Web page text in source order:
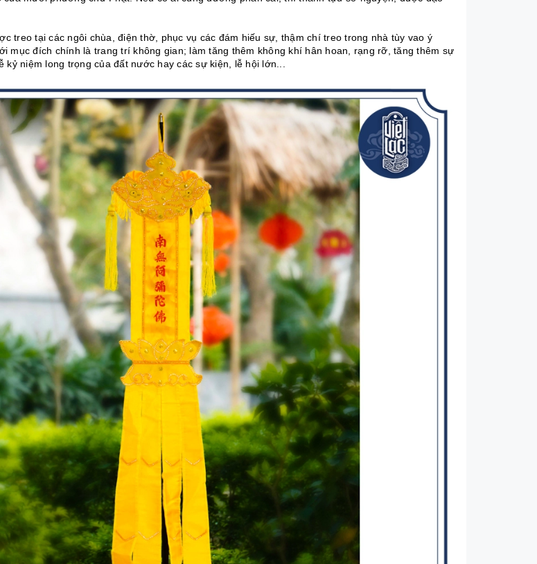
treo tại các ngôi chùa, điện thờ, phục vụ các đám hiếu sự, thậm chí treo trong nhà tùy vao ý
mục đích chính là trang trí không gian; làm tăng thêm không khí hân hoan, rạng rỡ, tăng thêm sự
kỷ niệm long trọng của đất nước hay các sự kiện, lễ hội lớn...